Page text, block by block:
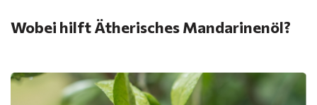
Wobei hilft Ätherisches Mandarinenöl?